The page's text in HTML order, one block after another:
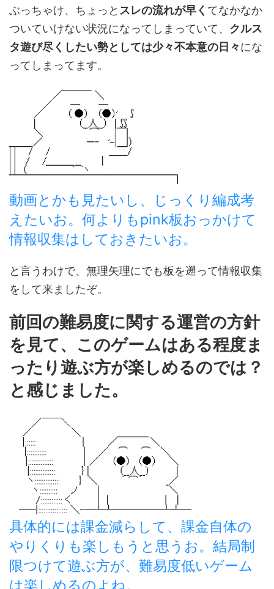
ぶっちゃけ、ちょっと スレの流れが早く てなかなか
ついていけない状況になってしまっていて、 クルス
タ遊び尽くしたい勢としては少々不本意の日々にな
ってしまってます。
動画とかも見たいし、じっくり編成考
えたいお。何よりもpink板おっかけて
情報収集はしておきたいお。
と言うわけで、無理矢理にでも板を遡って情報収集
をして来ましたぞ。
前回の難易度に関する運営の方針
を見て、このゲームはある程度ま
ったり遊ぶ方が楽しめるのでは？
と感じました。
具体的には課金減らして、課金自体の
やりくりも楽しもうと思うお。結局制
限つけて遊ぶ方が、難易度低いゲーム
は楽しめるのよね。